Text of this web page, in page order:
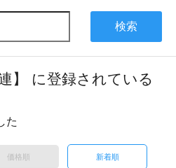
検索
】 に登録されている
た
価格順 新着順